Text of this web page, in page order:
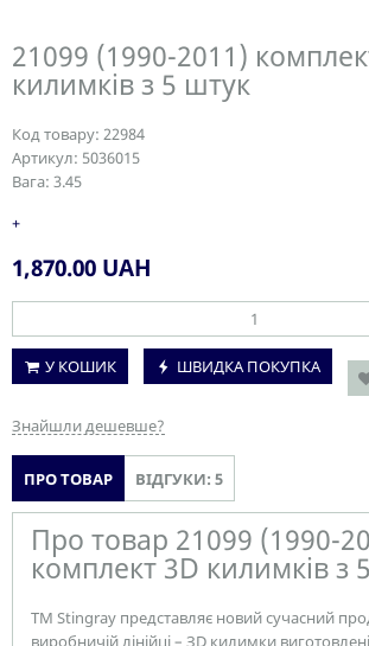
21099 (1990-2011)
килимків з 5 штук
Код товару: 22984
Артикул: 5036015
Вага: 3.45
+
1,870.00 UAH
У КОШИК
ШВИДКА ПОКУПКА
Знайшли дешевше?
ПРО ТОВАР ВІДГУКИ: 5
Про товар 21099 (1990-
комплект 3D килимків з
ТМ Stingray представляє новий сучасний
виробничій лінійці – ЗD килимки